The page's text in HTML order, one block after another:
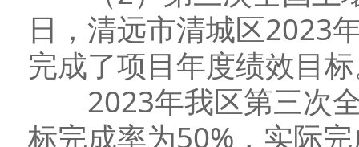
日，清远市清城区2023
完成了项目年度绩效目
2023年我区第三次全
标完成率为50%，实际